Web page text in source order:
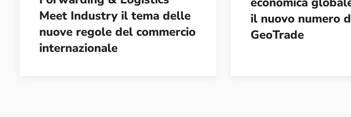
Meet Industry il tema delle
nuove regole del commercio
internazionale
il nuovo numero
GeoTrade